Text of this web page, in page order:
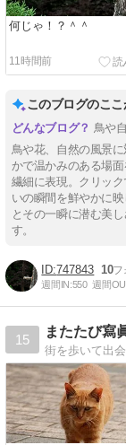
何じゃ！？＾＾
11時間前
このブログのこ
鳥や
鳥や花、自然の風景
かで温かみのある場
繊細に表現。クリッ
いの瞬間を鮮やかに
とその一瞬に潜む美
す。
747843 10
週間IN:550 週間
15
またたび寫